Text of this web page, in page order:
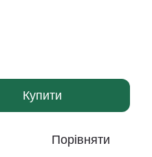
Купити
Порівняти